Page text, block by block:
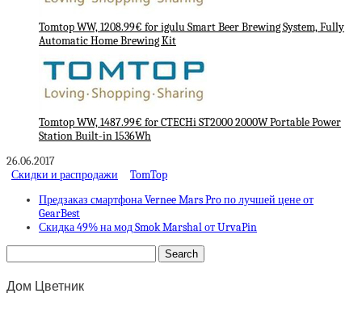
Tomtop WW, 1208.99€ for igulu Smart Beer Brewing System, Fully
Automatic Home Brewing Kit
Tomtop WW, 1487.99€ for CTECHi ST2000 2000W Portable Power
Station Built-in 1536Wh
26.06.2017
Скидки и распродажи
TomTop
Предзаказ смартфона Vernee Mars Pro по лучшей цене от
GearBest
Скидка 49% на мод Smok Marshal от UrvaPin
Дом Цветник